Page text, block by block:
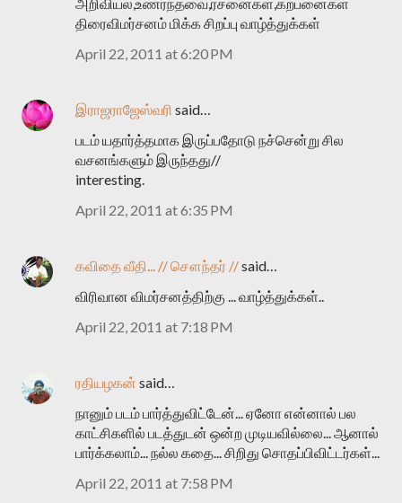
அறிவியல்,உணர்ந்தவை,ரசனைகள்,கற்பனைகள்
திரைவிமர்சனம் மிக்க சிறப்பு வாழ்த்துக்கள்
April 22, 2011 at 6:20 PM
இராஜராஜேஸ்வரி said…
படம் யதார்த்தமாக இருப்பதோடு நச்சென்று சில
வசனங்களும் இருந்தது//
interesting.
April 22, 2011 at 6:35 PM
கவிதை வீதி... // சௌந்தர் //said…
விரிவான விமர்சனத்திற்கு ... வாழ்த்துக்கள்..
April 22, 2011 at 7:18 PM
ரதியழகன் said…
நானும் படம் பார்த்துவிட்டேன்... ஏனோ என்னால் பல
காட்சிகளில் படத்துடன் ஒன்ற முடியவில்லை... ஆனால்
பார்க்கலாம்... நல்ல கதை... சிறிது சொதப்பிவிட்டர்கள்...
April 22, 2011 at 7:58 PM